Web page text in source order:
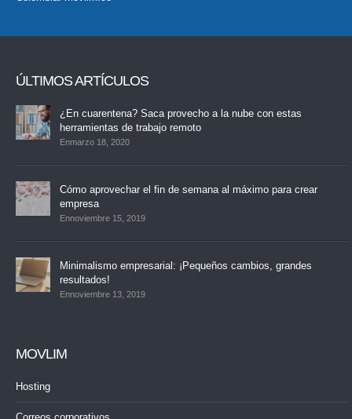
ÚLTIMOS ARTÍCULOS
¿En cuarentena? Saca provecho a la nube con estas
herramientas de trabajo remoto
Enmarzo 18, 2020
Cómo aprovechar el fin de semana al máximo para crear
empresa
Ennoviembre 15, 2019
Minimalismo empresarial: ¡Pequeños cambios, grandes
resultados!
Ennoviembre 13, 2019
MOVLIM
Hosting